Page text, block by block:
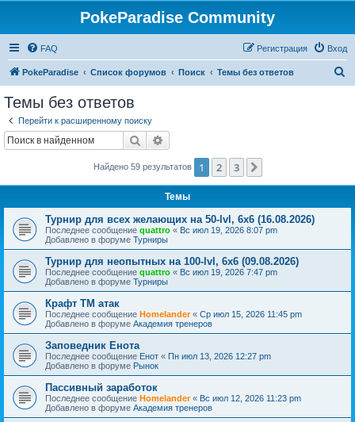
PokeParadise Community
FAQ Вход
Регистрация
PokeParadise Список форумов Поиск Темы без ответов
Темы без ответов
Перейти к расширенному поиску
Поиск
Найдено 59 результатов 1 2 3
Темы
Турнир для всех желающих на 50-lvl, 6х6 (16.08.2026)
Последнее сообщение quattro « Вс июл 19, 2026 8:07 pm
Добавлено в форуме Турниры
Турнир для неопытных на 100-lvl, 6х6 (09.08.2026)
Последнее сообщение quattro « Вс июл 19, 2026 7:47 pm
Добавлено в форуме Турниры
Крафт ТМ атак
Последнее сообщение Homelander« Ср июл 15, 2026 11:45 pm
Добавлено в форуме Академия тренеров
Заповедник Енота
Последнее сообщение Енот « Пн июл 13, 2026 12:27 pm
Добавлено в форуме Рынок
Пассивный заработок
Последнее сообщение Homelander« Вс июл 12, 2026 11:23 pm
Добавлено в форуме Академия тренеров